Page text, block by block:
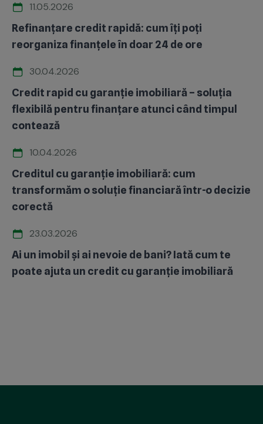
11.05.2026
Refinanțare credit rapidă: cum îți poți
reorganiza finanțele în doar 24 de ore
30.04.2026
Credit rapid cu garanție imobiliară – soluția
flexibilă pentru finanțare atunci când timpul
contează
10.04.2026
Creditul cu garanție imobiliară: cum
transformăm o soluție financiară într-o decizie
corectă
23.03.2026
Ai un imobil și ai nevoie de bani? Iată cum te
poate ajuta un credit cu garanție imobiliară